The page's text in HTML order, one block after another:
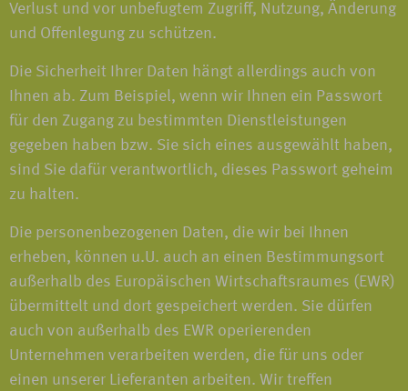
Verlust und vor unbefugtem Zugriff, Nutzung, Änderung
und Offenlegung zu schützen.
Die Sicherheit Ihrer Daten hängt allerdings auch von
Ihnen ab. Zum Beispiel, wenn wir Ihnen ein Passwort
für den Zugang zu bestimmten Dienstleistungen
gegeben haben bzw. Sie sich eines ausgewählt haben,
sind Sie dafür verantwortlich, dieses Passwort geheim
zu halten.
Die personenbezogenen Daten, die wir bei Ihnen
erheben, können u.U. auch an einen Bestimmungsort
außerhalb des Europäischen Wirtschaftsraumes (EWR)
übermittelt und dort gespeichert werden. Sie dürfen
auch von außerhalb des EWR operierenden
Unternehmen verarbeiten werden, die für uns oder
einen unserer Lieferanten arbeiten. Wir treffen